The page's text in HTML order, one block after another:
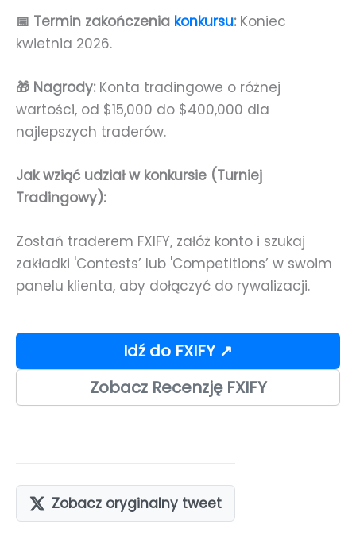
📅 Termin zakończenia konkursu:Koniec
kwietnia 2026.
🎁 Nagrody:Konta tradingowe o różnej
wartości, od $15,000 do $400,000 dla
najlepszych traderów.
Jak wziąć udział w konkursie (Turniej
Tradingowy):
Zostań traderem FXIFY, załóż konto i szukaj
zakładki 'Contests’ lub 'Competitions’ w swoim
panelu klienta, aby dołączyć do rywalizacji.
Idź do FXIFY ↗
Zobacz Recenzję FXIFY
Zobacz oryginalny tweet